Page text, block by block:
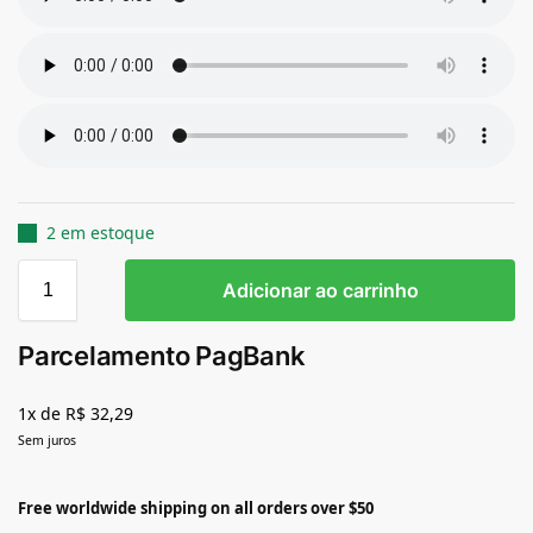
2 em estoque
Adicionar ao carrinho
Parcelamento PagBank
1x de R$ 32,29
Sem juros
Free worldwide shipping on all orders over $50